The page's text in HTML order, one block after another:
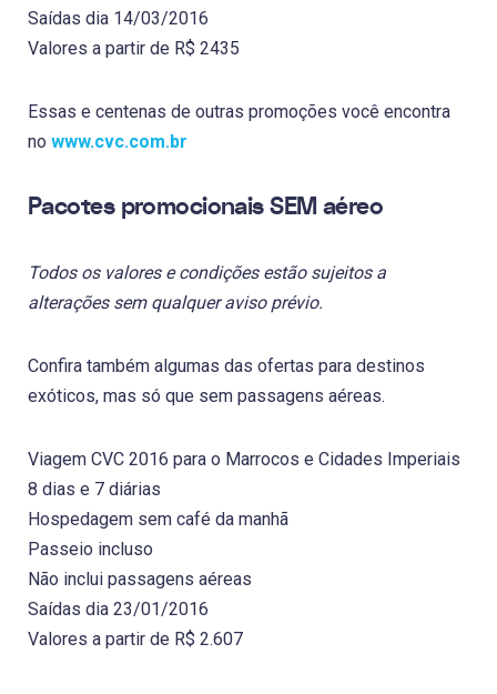
Saídas dia 14/03/2016
Valores a partir de R$ 2435
Essas e centenas de outras promoções você encontra
no www.cvc.com.br
Pacotes promocionais SEM aéreo
Todos os valores e condições estão sujeitos a
alterações sem qualquer aviso prévio.
Confira também algumas das ofertas para destinos
exóticos, mas só que sem passagens aéreas.
Viagem CVC 2016 para o Marrocos e Cidades Imperiais
8 dias e 7 diárias
Hospedagem sem café da manhã
Passeio incluso
Não inclui passagens aéreas
Saídas dia 23/01/2016
Valores a partir de R$ 2.607